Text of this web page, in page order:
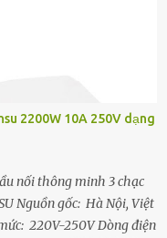
2200W 10A 250V dạng
nối thông minh 3 chạc
Nguồn gốc: Hà Nội, Việt
220V-250V Dòng điện